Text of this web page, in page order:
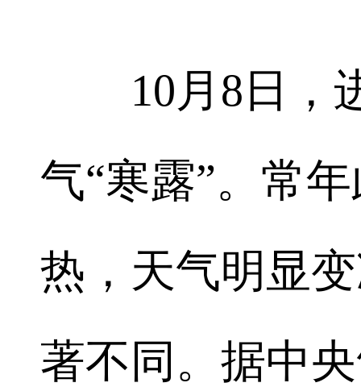
10月8日，
气“寒露”。常
热，天气明显
著不同。据中